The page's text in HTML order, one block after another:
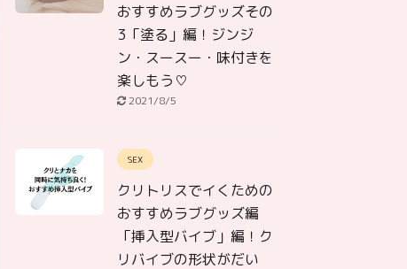
おすすめラブグッズその
3「塗る」編！ジンジ
ン・スースー・味付きを
楽しもう♡
2021/8/5
SEX
クリトリスでイくための
おすすめラブグッズ編
「挿入型バイブ」編！ク
リバイブの形状がだい